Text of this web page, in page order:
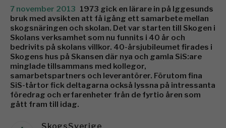
7 november 2013 1973 gick en lärare in på Iggesunds
bruk med avsikten att få igång ett samarbete mellan
skogsnäringen och skolan. Det var starten till Skogen i
Skolans verksamhet som nu funnits i 40 år och
bedrivits på skolans villkor. 40-årsjubileumet firades i
Skogens hus på Skansen där nya och gamla SiS:are
minglade tillsammans med kollegor,
samarbetspartners och leverantörer. Förutom fina
SiS-tårtor fick deltagarna också lyssna på intressanta
föredrag och erfarenheter från de fyrtio åren som
gått fram till idag.
SkogsSverige